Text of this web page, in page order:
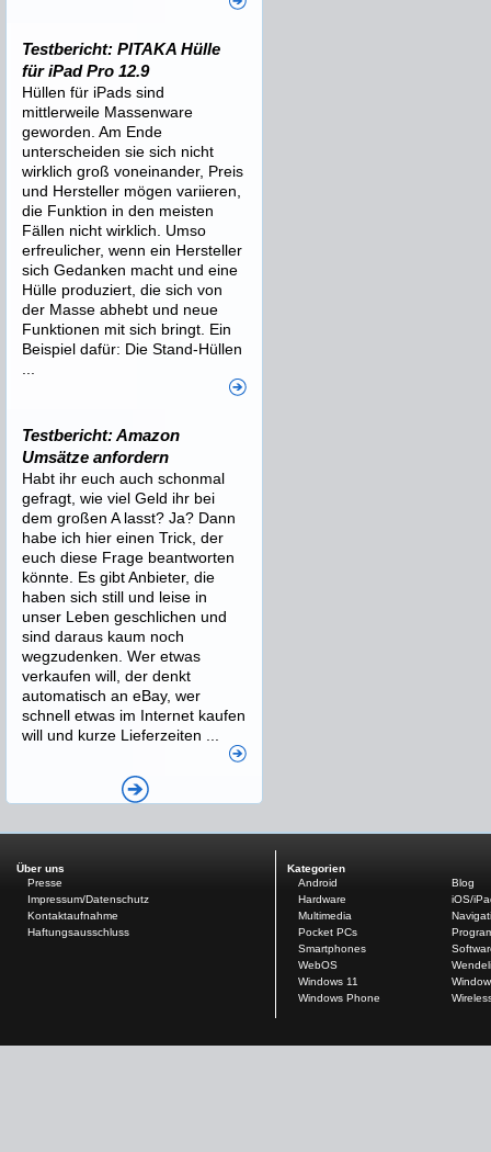
Testbericht: PITAKA Hülle
für iPad Pro 12.9
Hüllen für iPads sind
mittlerweile Massenware
geworden. Am Ende
unterscheiden sie sich nicht
wirklich groß voneinander, Preis
und Hersteller mögen variieren,
die Funktion in den meisten
Fällen nicht wirklich. Umso
erfreulicher, wenn ein Hersteller
sich Gedanken macht und eine
Hülle produziert, die sich von
der Masse abhebt und neue
Funktionen mit sich bringt. Ein
Beispiel dafür: Die Stand-Hüllen
Testbericht: Amazon
Umsätze anfordern
Habt ihr euch auch schonmal
gefragt, wie viel Geld ihr bei
dem großen A lasst? Ja? Dann
habe ich hier einen Trick, der
euch diese Frage beantworten
könnte. Es gibt Anbieter, die
haben sich still und leise in
unser Leben geschlichen und
sind daraus kaum noch
wegzudenken. Wer etwas
verkaufen will, der denkt
automatisch an eBay, wer
schnell etwas im Internet kaufen
will und kurze Lieferzeiten ...
Über uns
Presse
Impressum/Datenschutz
Kontaktaufnahme
Haftungsausschluss
Kategorien
Android
Blog
Hardware
iOS/
Multimedia
Pocket PCs
Smartphones
WebOS
Windows 11
Windows Phone